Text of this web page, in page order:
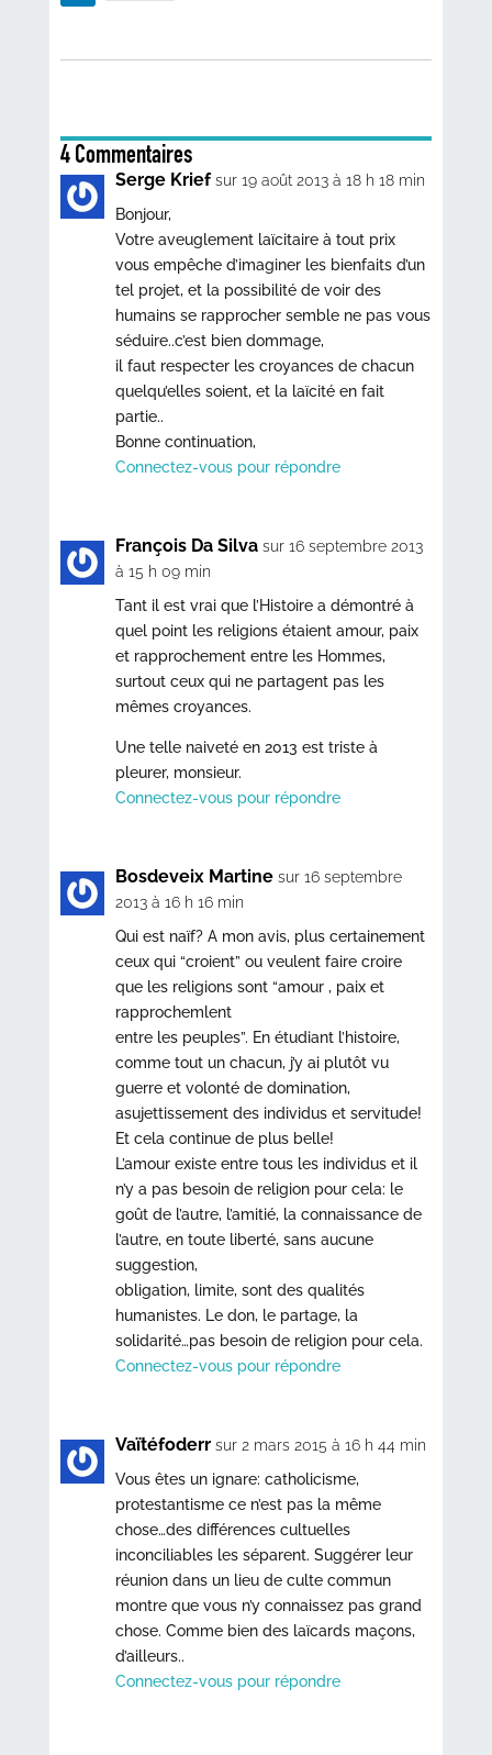
4 Commentaires
Serge Krief sur 19 août 2013 à 18 h 18 min
Bonjour,
Votre aveuglement laïcitaire à tout prix
vous empêche d’imaginer les bienfaits d’un
tel projet, et la possibilité de voir des
humains se rapprocher semble ne pas vous
séduire..c’est bien dommage,
il faut respecter les croyances de chacun
quelqu’elles soient, et la laïcité en fait
partie..
Bonne continuation,
Connectez-vous pour répondre
François Da Silva sur 16 septembre 2013
à 15 h 09 min
Tant il est vrai que l’Histoire a démontré à
quel point les religions étaient amour, paix
et rapprochement entre les Hommes,
surtout ceux qui ne partagent pas les
mêmes croyances.
Une telle naiveté en 2013 est triste à
pleurer, monsieur.
Connectez-vous pour répondre
Bosdeveix Martine sur 16 septembre
2013 à 16 h 16 min
Qui est naïf? A mon avis, plus certainement
ceux qui “croient” ou veulent faire croire
que les religions sont “amour , paix et
rapprochemlent
entre les peuples”. En étudiant l’histoire,
comme tout un chacun, j’y ai plutôt vu
guerre et volonté de domination,
asujettissement des individus et servitude!
Et cela continue de plus belle!
L’amour existe entre tous les individus et il
n’y a pas besoin de religion pour cela: le
goût de l’autre, l’amitié, la connaissance de
l’autre, en toute liberté, sans aucune
suggestion,
obligation, limite, sont des qualités
humanistes. Le don, le partage, la
solidarité…pas besoin de religion pour cela.
Connectez-vous pour répondre
Vaïtéfoderr sur 2 mars 2015 à 16 h 44 min
Vous êtes un ignare: catholicisme,
protestantisme ce n’est pas la même
chose…des différences cultuelles
inconciliables les séparent. Suggérer leur
réunion dans un lieu de culte commun
montre que vous n’y connaissez pas grand
chose. Comme bien des laïcards maçons,
d’ailleurs..
Connectez-vous pour répondre